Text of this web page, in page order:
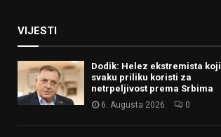
VIJESTI
Dodik: Helez ekstremista koji
svaku priliku koristi za
netrpeljivost prema Srbima
6. Augusta 2026. 0